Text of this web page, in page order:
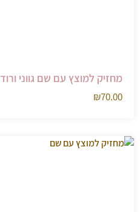
מחזיק למוצץ עם שם גווני ורוד
₪70.00